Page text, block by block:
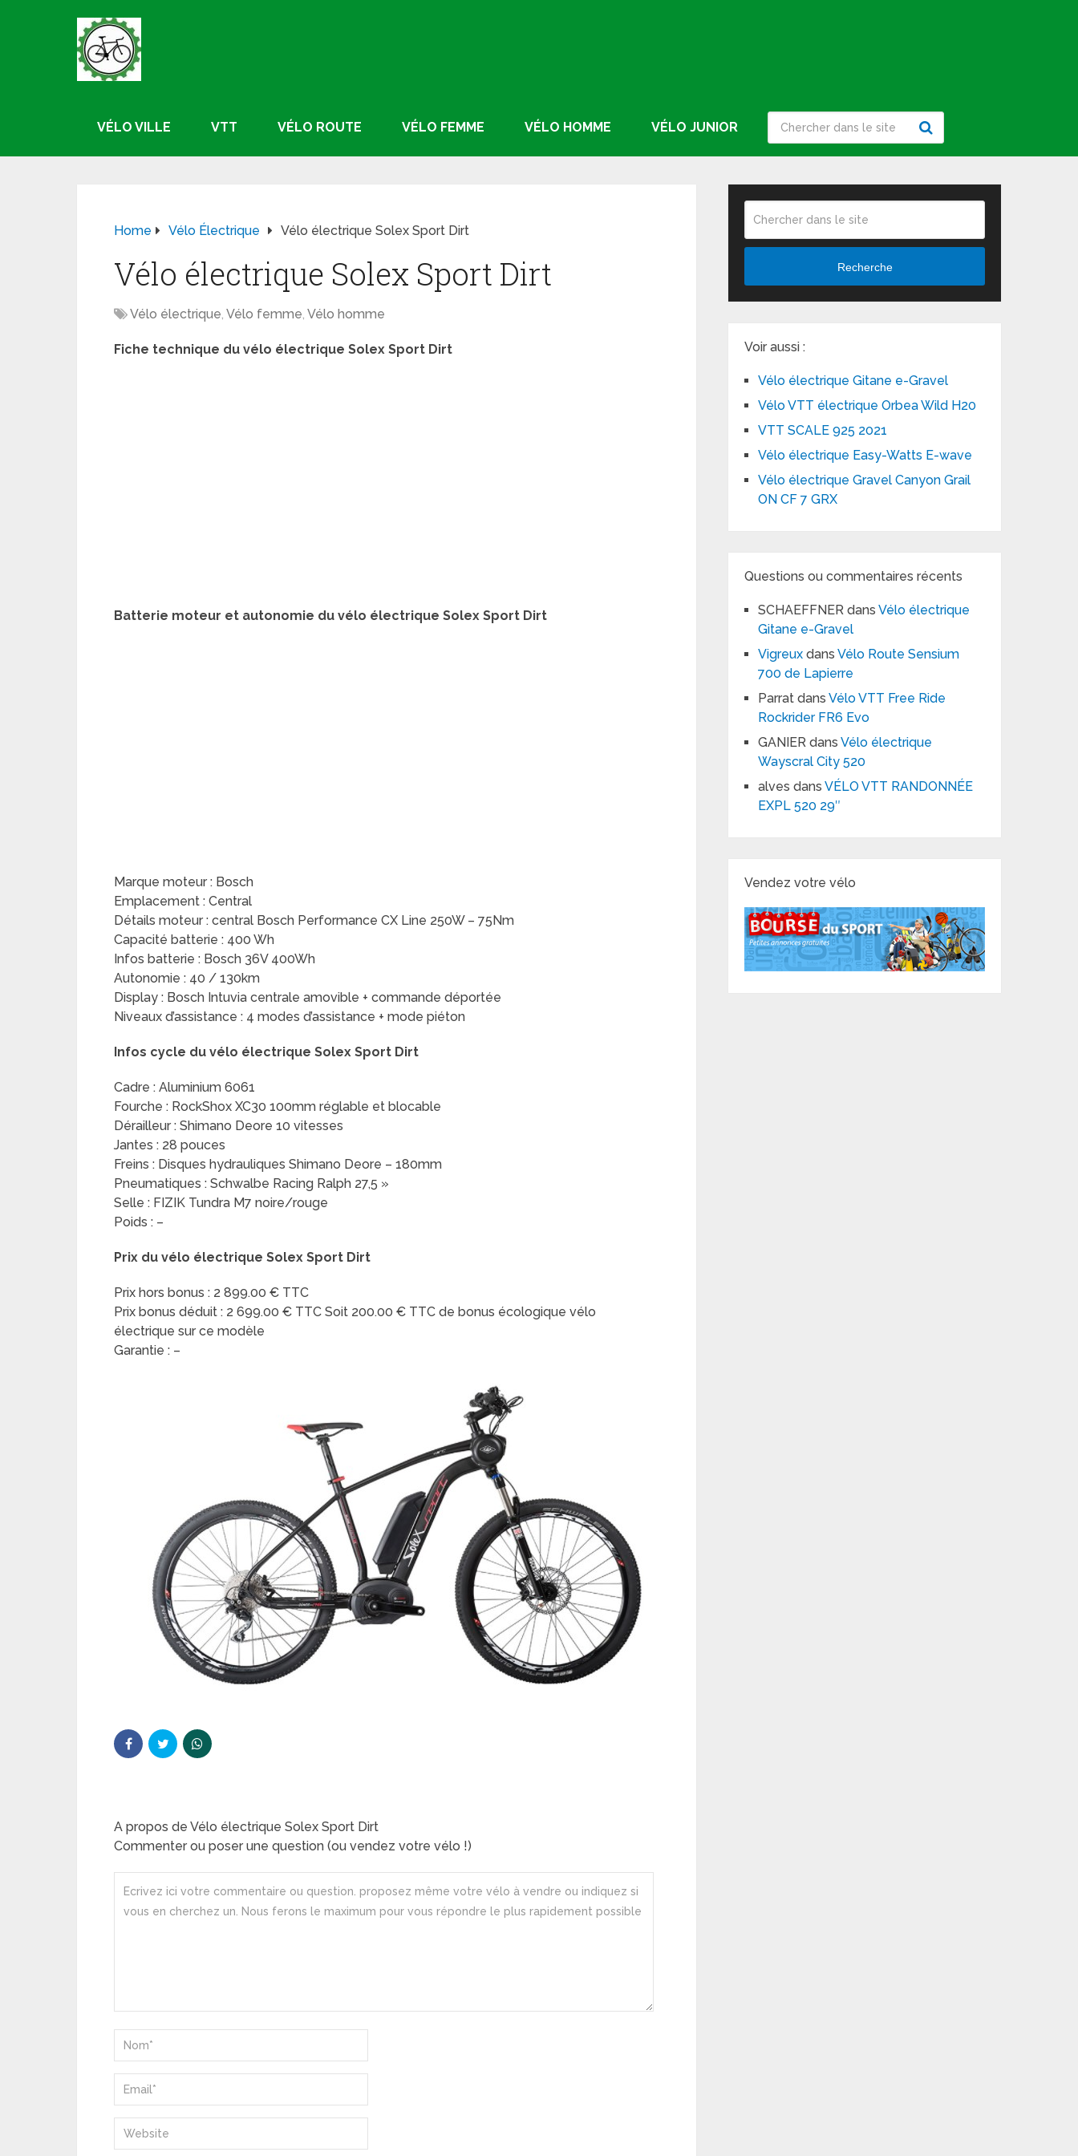
VÉLO VILLE VTT VÉLO ROUTE VÉLO FEMME VÉLO HOMME VÉLO JUNIOR
Home Vélo Électrique Vélo électrique Solex Sport Dirt
Vélo électrique Solex Sport Dirt
Vélo électrique, Vélo femme, Vélo homme
Fiche technique du vélo électrique Solex Sport Dirt
Batterie moteur et autonomie du vélo électrique Solex Sport Dirt
Marque moteur : Bosch
Emplacement : Central
Détails moteur : central Bosch Performance CX Line 250W – 75Nm
Capacité batterie : 400 Wh
Infos batterie : Bosch 36V 400Wh
Autonomie : 40 / 130km
Display : Bosch Intuvia centrale amovible + commande déportée
Niveaux d’assistance : 4 modes d’assistance + mode piéton
Infos cycle du vélo électrique Solex Sport Dirt
Cadre : Aluminium 6061
Fourche : RockShox XC30 100mm réglable et blocable
Dérailleur : Shimano Deore 10 vitesses
Jantes : 28 pouces
Freins : Disques hydrauliques Shimano Deore – 180mm
Pneumatiques : Schwalbe Racing Ralph 27,5 »
Selle : FIZIK Tundra M7 noire/rouge
Poids : –
Prix du vélo électrique Solex Sport Dirt
Prix hors bonus : 2 899.00 € TTC
Prix bonus déduit : 2 699.00 € TTC Soit 200.00 € TTC de bonus écologique vélo
électrique sur ce modèle
Garantie : –
A propos de Vélo électrique Solex Sport Dirt
Commenter ou poser une question (ou vendez votre vélo !)
Recherche
Voir aussi :
Vélo électrique Gitane e-Gravel
Vélo VTT électrique Orbea Wild H20
VTT SCALE 925 2021
Vélo électrique Easy-Watts E-wave
Vélo électrique Gravel Canyon Grail
ON CF 7 GRX
Questions ou commentaires récents
SCHAEFFNER dansVélo électrique
Gitane e-Gravel
Vigreux dansVélo Route Sensium
700 de Lapierre
Parrat dansVélo VTT Free Ride
Rockrider FR6 Evo
GANIER dansVélo électrique
Wayscral City 520
alves dansVÉLO VTT RANDONNÉE
EXPL 520 29″
Vendez votre vélo